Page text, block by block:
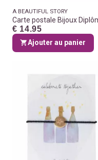
A BEAUTIFUL STORY
Carte postale Bijoux
€ 14.95
Ajouter au panier